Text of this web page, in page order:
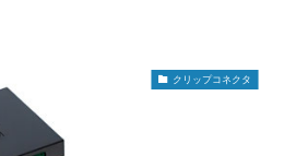
クリップコネクタ